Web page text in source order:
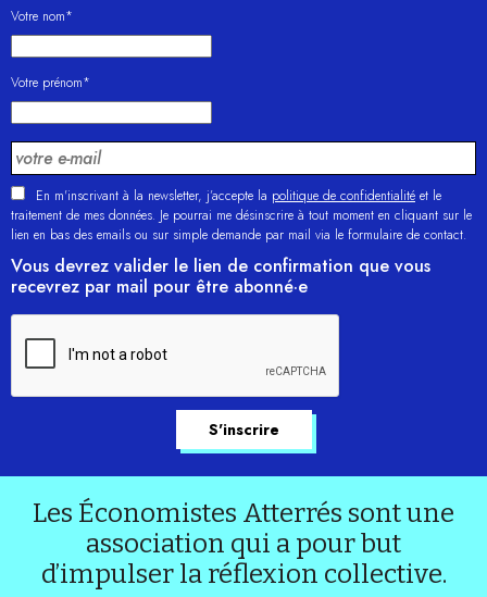
Votre nom*
Votre prénom*
En m'inscrivant à la newsletter, j’accepte la politique de confidentialité et le
traitement de mes données. Je pourrai me désinscrire à tout moment en cliquant sur le
lien en bas des emails ou sur simple demande par mail via le formulaire de contact.
Vous devrez valider le lien de confirmation que vous
recevrez par mail pour être abonné·e
Les Économistes Atterrés sont une
association qui a pour but
d’impulser la réflexion collective.